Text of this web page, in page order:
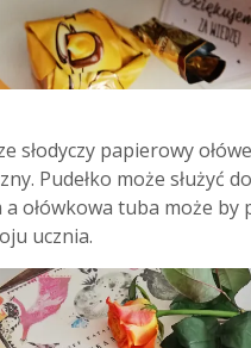
słodyczy papierowy
Pudełko może służyć do
ołówkowa tuba może by
ucznia.